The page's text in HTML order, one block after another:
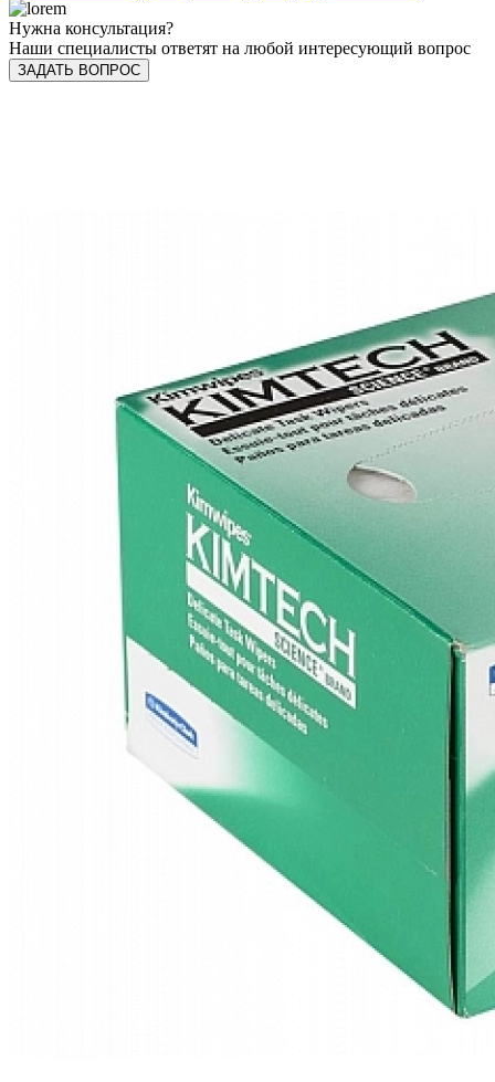
Нужна консультация?
Наши специалисты ответят на любой интересующий вопрос
ЗАДАТЬ ВОПРОС